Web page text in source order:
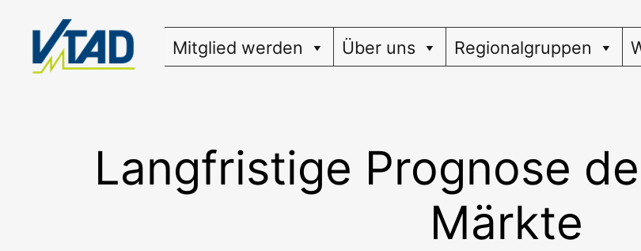
springen
Mitglied werden Über uns Regionalgruppen
Langfristige Prognose
Märkte